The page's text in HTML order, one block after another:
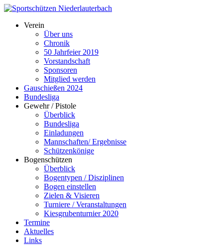
Verein
Über uns
Chronik
50 Jahrfeier 2019
Vorstandschaft
Sponsoren
Mitglied werden
Gauschießen 2024
Bundesliga
Gewehr / Pistole
Überblick
Bundesliga
Einladungen
Mannschaften/ Ergebnisse
Schützenkönige
Bogenschützen
Überblick
Bogentypen / Disziplinen
Bogen einstellen
Zielen & Visieren
Turniere / Veranstaltungen
Kiesgrubenturnier 2020
Termine
Aktuelles
Links